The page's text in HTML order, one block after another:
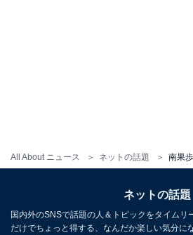
All About ニュース ネットの話題
ネットの話題
国内外のSNSで話題の人＆トピックをタイムリ
だけでちょっと得する、なんだか楽しい気分に